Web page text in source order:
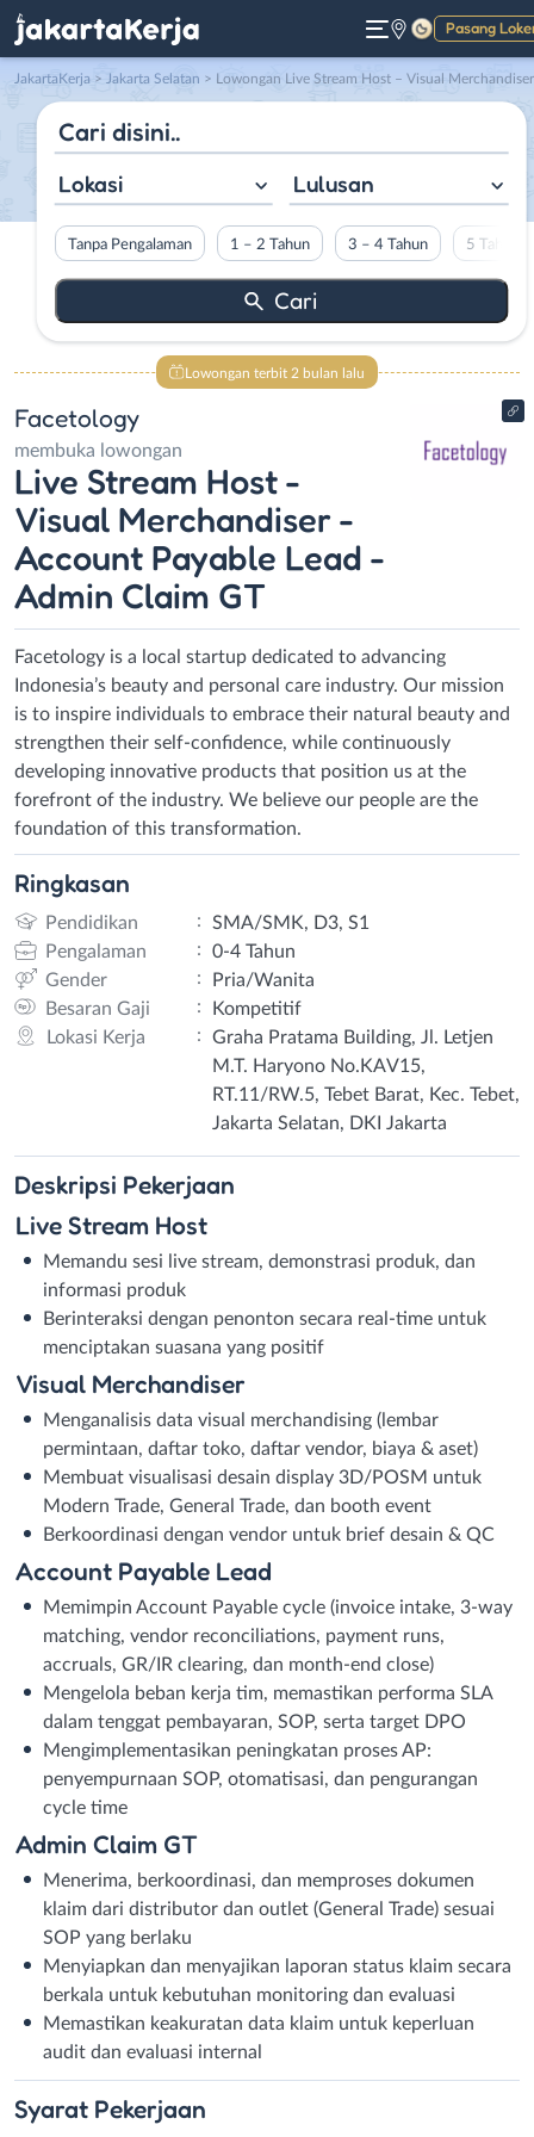
Pasang
Gelap
JakartaKerja > Jakarta Selatan > Lowongan Live Stream Host – Visual Merchandiser – Account Payable Lead – Admin Claim GT di
Lokasi Lulusan
Tanpa Pengalaman 1 – 2 Tahun 3 – 4 Tahun 5 Tahun
Lowongan terbit 2 bulan lalu
Facetology
membuka lowongan
Live Stream Host -
Visual Merchandiser -
Account Payable Lead -
Admin Claim GT
Facetology is a local startup dedicated to advancing
Indonesia’s beauty and personal care industry. Our mission
is to inspire individuals to embrace their natural beauty and
strengthen their self-confidence, while continuously
developing innovative products that position us at the
forefront of the industry. We believe our people are the
foundation of this transformation.
Ringkasan
Pendidikan :
SMA/SMK, D3, S1
Pengalaman
:
0-4 Tahun
Gender
:
Pria/Wanita
Besaran Gaji
:
Kompetitif
Lokasi Kerja
:
Graha Pratama Building, Jl. Letjen
M.T. Haryono No.KAV15,
RT.11/RW.5, Tebet Barat, Kec. Tebet,
Jakarta Selatan, DKI Jakarta
Deskripsi Pekerjaan
Live Stream Host
Memandu sesi live stream, demonstrasi produk, dan
informasi produk
Berinteraksi dengan penonton secara real-time untuk
menciptakan suasana yang positif
Visual Merchandiser
Menganalisis data visual merchandising (lembar
permintaan, daftar toko, daftar vendor, biaya & aset)
Membuat visualisasi desain display 3D/POSM untuk
Modern Trade, General Trade, dan booth event
Berkoordinasi dengan vendor untuk brief desain & QC
Account Payable Lead
Memimpin Account Payable cycle (invoice intake, 3-way
matching, vendor reconciliations, payment runs,
accruals, GR/IR clearing, dan month-end close)
Mengelola beban kerja tim, memastikan performa SLA
dalam tenggat pembayaran, SOP, serta target DPO
Mengimplementasikan peningkatan proses AP:
penyempurnaan SOP, otomatisasi, dan pengurangan
cycle time
Admin Claim GT
Menerima, berkoordinasi, dan memproses dokumen
klaim dari distributor dan outlet (General Trade) sesuai
SOP yang berlaku
Menyiapkan dan menyajikan laporan status klaim secara
berkala untuk kebutuhan monitoring dan evaluasi
Memastikan keakuratan data klaim untuk keperluan
audit dan evaluasi internal
Syarat Pekerjaan